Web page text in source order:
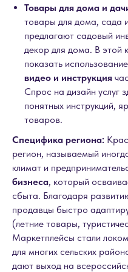
Товары для дома и
товары для дома, сада
предлагают садовый
декор для дома. В этой
показать
видео и инструкция
Спрос на дизайн услуг
понятных инструкций,
товаров.
Специфика региона:
регион, называемый
климат и
бизнеса, который
сбыта. Благодаря
продавцы быстро
(летние товары,
Маркетплейсы стали
для многих сельских
дают выход на